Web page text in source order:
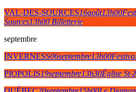
VAL-DES-SOURCES16août13h00
Sources13h00 Billetterie
septembre
INVERNESS06septembre13h00
PIOPOLIS19septembre13h30Église St-